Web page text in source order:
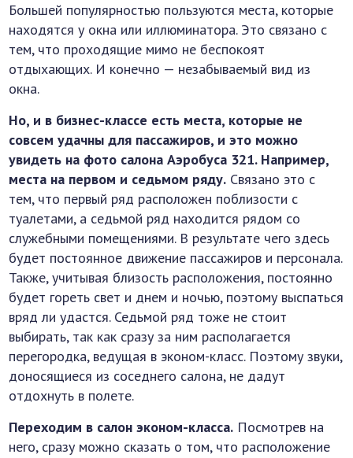
Большей популярностью пользуются места, которые
находятся у окна или иллюминатора. Это связано с
тем, что проходящие мимо не беспокоят
отдыхающих. И конечно — незабываемый вид из
окна.
Но, и в бизнес-классе есть места, которые не
совсем удачны для пассажиров, и это можно
увидеть на фото салона Аэробуса 321. Например,
места на первом и седьмом ряду. Связано это с
тем, что первый ряд расположен поблизости с
туалетами, а седьмой ряд находится рядом со
служебными помещениями. В результате чего здесь
будет постоянное движение пассажиров и персонала.
Также, учитывая близость расположения, постоянно
будет гореть свет и днем и ночью, поэтому выспаться
вряд ли удастся. Седьмой ряд тоже не стоит
выбирать, так как сразу за ним располагается
перегородка, ведущая в эконом-класс. Поэтому звуки,
доносящиеся из соседнего салона, не дадут
отдохнуть в полете.
Переходим в салон эконом-класса. Посмотрев на
него, сразу можно сказать о том, что расположение